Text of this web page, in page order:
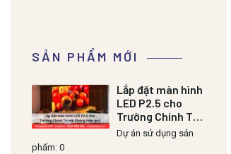
SẢN PHẨM MỚI
Lắp đặt màn hình
LED P2.5 cho
Trường Chính Trị
Hải Phòng hiệu
quả
Dự án sử dụng sản
phẩm: 0